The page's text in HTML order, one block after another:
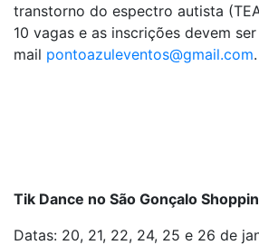
transtorno do espectro autista
10 vagas e as inscrições devem
mail pontoazuleventos@gmail.com.
Tik Dance no São Gonçalo
Datas: 20, 21, 22, 24, 25 e 26 de